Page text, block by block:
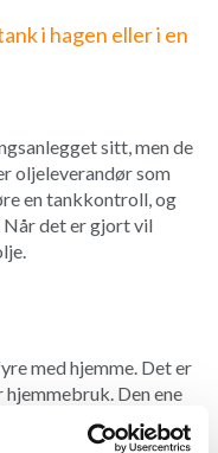
i hagen eller i en
sitt, men de
oljeleverandør som
en tankkontroll, og
Når det er gjort vil
med hjemme. Det er
Den ene
bioolje. Den andre
er laget av raps.